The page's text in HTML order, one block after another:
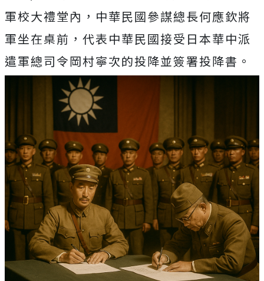
軍校大禮堂內，中華民國參謀總長何應欽將
軍坐在桌前，代表中華民國接受日本華中派
遣軍總司令岡村寧次的投降並簽署投降書。